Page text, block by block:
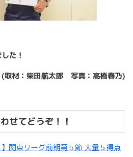
た！
(取材：柴田航太郎 写真：高橋春乃)
せてどうぞ！！
】関東リーグ前期第５節 大量５得点